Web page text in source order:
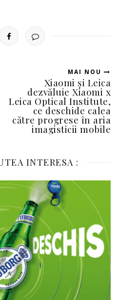
MAI NOU
Xiaomi și Leica
dezvăluie Xiaomi x
Leica Optical Institute,
ce deschide calea
către progrese în aria
imagisticii mobile
INTERESA :